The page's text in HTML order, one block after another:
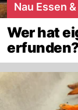
Nau Essen
Wer hat